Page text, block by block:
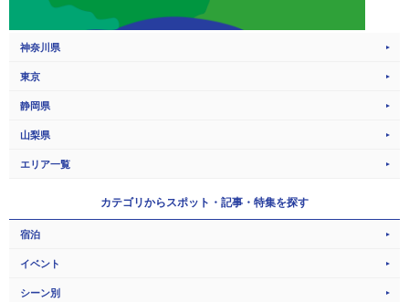
神奈川県
東京
静岡県
山梨県
エリア一覧
カテゴリからスポット・記事・特集を探す
宿泊
イベント
シーン別